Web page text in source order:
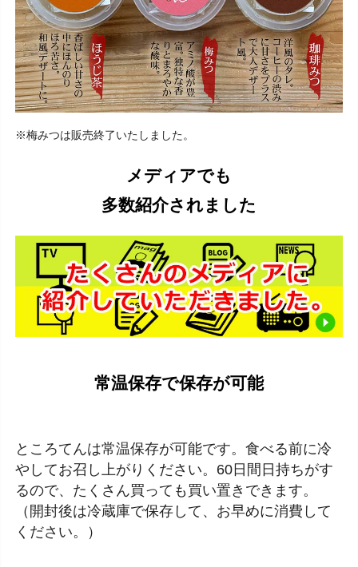
※梅みつは販売終了いたしました。
メディアでも
多数紹介されました
常温保存で保存が可能
ところてんは常温保存が可能です。食べる前に冷
やしてお召し上がりください。60日間日持ちがす
るので、たくさん買っても買い置きできます。
（開封後は冷蔵庫で保存して、お早めに消費して
ください。）